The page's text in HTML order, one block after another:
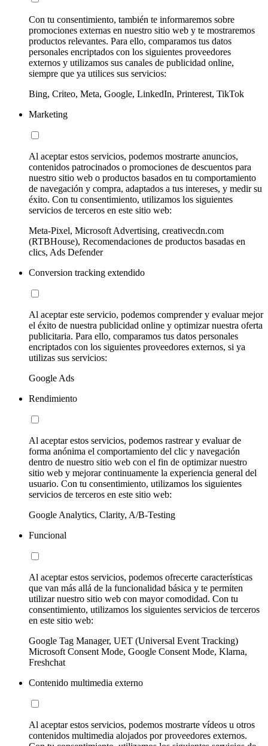
Con tu consentimiento, también te informaremos sobre
promociones externas en nuestro sitio web y te mostraremos
productos relevantes. Para ello, comparamos tus datos
personales encriptados con los siguientes proveedores
externos y utilizamos sus canales de publicidad online,
siempre que ya utilices sus servicios:
Bing, Criteo, Meta, Google, LinkedIn, Printerest, TikTok
Marketing
Al aceptar estos servicios, podemos mostrarte anuncios,
contenidos patrocinados o promociones de descuentos para
nuestro sitio web o productos basados en tu comportamiento
de navegación y compra, adaptados a tus intereses, y medir su
éxito. Con tu consentimiento, utilizamos los siguientes
servicios de terceros en este sitio web:
Meta-Pixel, Microsoft Advertising, creativecdn.com
(RTBHouse), Recomendaciones de productos basadas en
clics, Ads Defender
Conversion tracking extendido
Al aceptar este servicio, podemos comprender y evaluar mejor
el éxito de nuestra publicidad online y optimizar nuestra oferta
publicitaria. Para ello, comparamos tus datos personales
encriptados con los siguientes proveedores externos, si ya
utilizas sus servicios:
Google Ads
Rendimiento
Al aceptar estos servicios, podemos rastrear y evaluar de
forma anónima el comportamiento del clic y navegación
dentro de nuestro sitio web con el fin de optimizar nuestro
sitio web y mejorar continuamente la experiencia general del
usuario. Con tu consentimiento, utilizamos los siguientes
servicios de terceros en este sitio web:
Google Analytics, Clarity, A/B-Testing
Funcional
Al aceptar estos servicios, podemos ofrecerte características
que van más allá de la funcionalidad básica y te permiten
utilizar nuestro sitio web con mayor comodidad. Con tu
consentimiento, utilizamos los siguientes servicios de terceros
en este sitio web:
Google Tag Manager, UET (Universal Event Tracking)
Microsoft Consent Mode, Google Consent Mode, Klarna,
Freshchat
Contenido multimedia externo
Al aceptar estos servicios, podemos mostrarte vídeos u otros
contenidos multimedia alojados por proveedores externos.